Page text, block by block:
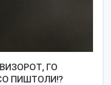
ГО
ПИШТОЛИ!?